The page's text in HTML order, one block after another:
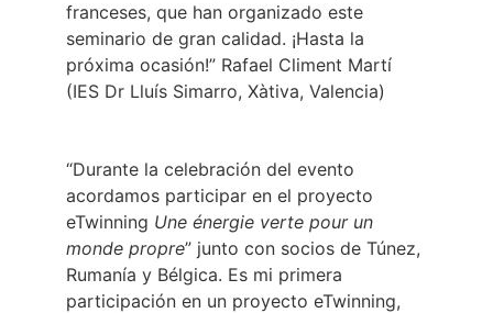
franceses, que han organizado este
seminario de gran calidad. ¡Hasta la
próxima ocasión!” Rafael Climent Martí
(IES Dr Lluís Simarro, Xàtiva, Valencia)
“Durante la celebración del evento
acordamos participar en el proyecto
eTwinning Une énergie verte pour un
monde propre” junto con socios de Túnez,
Rumanía y Bélgica. Es mi primera
participación en un proyecto eTwinning,